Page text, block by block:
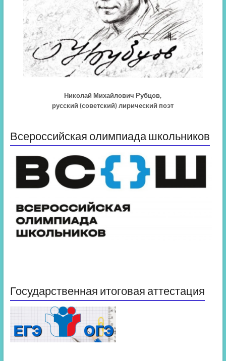
Николай Михайлович Рубцов,
русский (советский) лирический поэт
Всероссийская олимпиада школьников
Государственная итоговая аттестация